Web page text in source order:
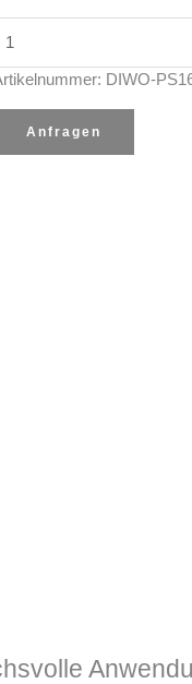
Taster
Menge
DIWO-
Anfragen